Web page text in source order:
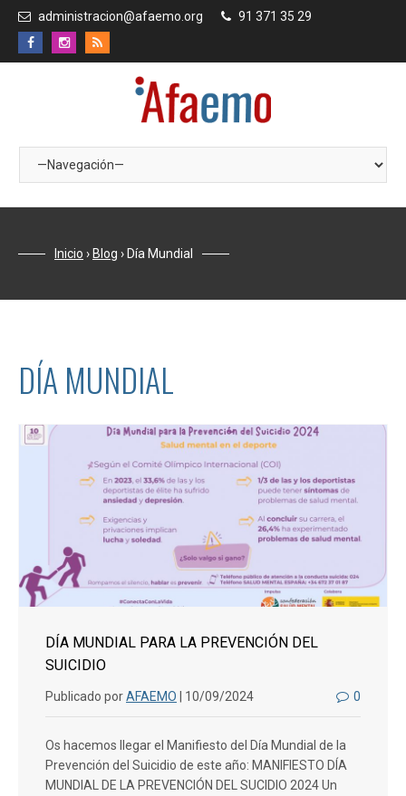
administracion@afaemo.org 91 371 35 29
Inicio › Blog › Día Mundial
DÍA MUNDIAL
DÍA MUNDIAL PARA LA PREVENCIÓN DEL
SUICIDIO
Publicado porAFAEMO | 10/09/2024 0
Os hacemos llegar el Manifiesto del Día Mundial de la
Prevención del Suicidio de este año: MANIFIESTO DÍA
MUNDIAL DE LA PREVENCIÓN DEL SUCIDIO 2024 Un